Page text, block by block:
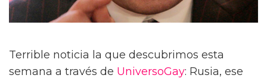
Terrible noticia la que descubrimos esta
semana a través de UniversoGay: Rusia, ese